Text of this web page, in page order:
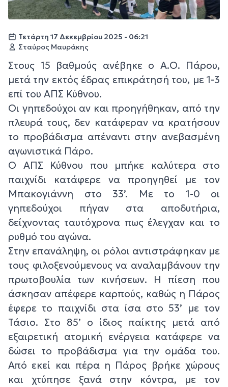
Τετάρτη 17 Δεκεμβρίου 2025 - 06:21
Σταύρος Μαυράκης
Στους 15 βαθμούς ανέβηκε ο Α.Ο. Πάρου,
μετά την εκτός έδρας επικράτησή του, με 1-3
επί του ΑΠΣ Κύθνου.
Οι γηπεδούχοι αν και προηγήθηκαν, από την
πλευρά τους, δεν κατάφεραν να κρατήσουν
το προβάδισμα απέναντι στην ανεβασμένη
αγωνιστικά Πάρο.
Ο ΑΠΣ Κύθνου που μπήκε καλύτερα στο
παιχνίδι κατάφερε να προηγηθεί με τον
Μπακογιάννη στο 33’. Με το 1-0 οι
γηπεδούχοι πήγαν στα αποδυτήρια,
δείχνοντας ταυτόχρονα πως έλεγχαν και το
ρυθμό του αγώνα.
Στην επανάληψη, οι ρόλοι αντιστράφηκαν με
τους φιλοξενούμενους να αναλαμβάνουν την
πρωτοβουλία των κινήσεων. Η πίεση που
άσκησαν απέφερε καρπούς, καθώς η Πάρος
έφερε το παιχνίδι στα ίσα στο 53’ με τον
Τάσιο. Στο 85’ ο ίδιος παίκτης μετά από
εξαιρετική ατομική ενέργεια κατάφερε να
δώσει το προβάδισμα για την ομάδα του.
Από εκεί και πέρα η Πάρος βρήκε χώρους
και χτύπησε ξανά στην κόντρα, με τον